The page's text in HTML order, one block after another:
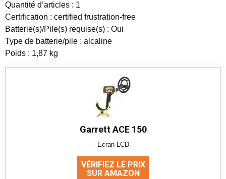
Quantité d’articles : 1
Certification : certified frustration-free
Batterie(s)/Pile(s) requise(s) : Oui
Type de batterie/pile : alcaline
Poids : 1,87 kg
Garrett ACE 150
Ecran LCD
VÉRIFIEZ LE PRIX
SUR AMAZON